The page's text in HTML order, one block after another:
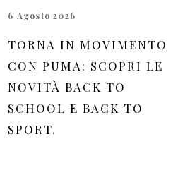
6 Agosto 2026
TORNA IN MOVIMENTO
CON PUMA: SCOPRI LE
NOVITÀ BACK TO
SCHOOL E BACK TO
SPORT.